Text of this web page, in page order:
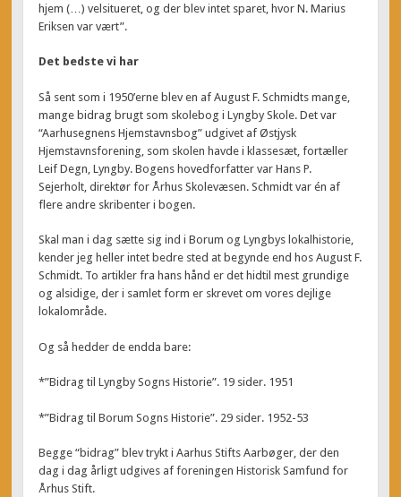
hjem (…) velsitueret, og der blev intet sparet, hvor N. Marius
Eriksen var vært”.
Det bedste vi har
Så sent som i 1950’erne blev en af August F. Schmidts mange,
mange bidrag brugt som skolebog i Lyngby Skole. Det var
“Aarhusegnens Hjemstavnsbog” udgivet af Østjysk
Hjemstavnsforening, som skolen havde i klassesæt, fortæller
Leif Degn, Lyngby. Bogens hovedforfatter var Hans P.
Sejerholt, direktør for Århus Skolevæsen. Schmidt var én af
flere andre skribenter i bogen.
Skal man i dag sætte sig ind i Borum og Lyngbys lokalhistorie,
kender jeg heller intet bedre sted at begynde end hos August F.
Schmidt. To artikler fra hans hånd er det hidtil mest grundige
og alsidige, der i samlet form er skrevet om vores dejlige
lokalområde.
Og så hedder de endda bare:
*”Bidrag til Lyngby Sogns Historie”. 19 sider. 1951
*”Bidrag til Borum Sogns Historie”. 29 sider. 1952-53
Begge “bidrag” blev trykt i Aarhus Stifts Aarbøger, der den
dag i dag årligt udgives af foreningen Historisk Samfund for
Århus Stift.